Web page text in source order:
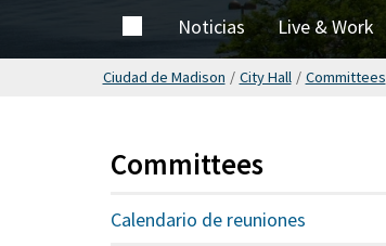
City of
MadisonNoticias Live & Work
Ciudad de Madison / City Hall / Committees
Committees
Calendario de reuniones